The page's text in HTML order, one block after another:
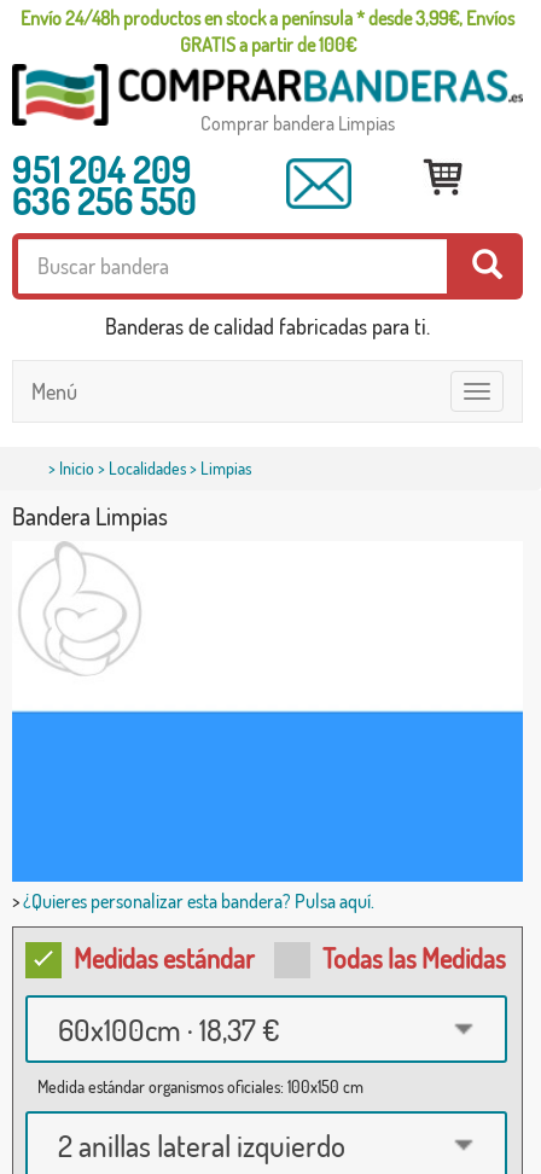
Envío 24/48h productos en stock a península * desde 3,99€, Envíos
GRATIS a partir de 100€
Comprar bandera Limpias
951 204 209
636 256 550
Banderas de calidad fabricadas para ti.
Toggle
navigation
Menú
> Inicio> Localidades> Limpias
Bandera Limpias
>¿Quieres personalizar esta bandera? Pulsa aquí.
Medidas estándar Todas las Medidas
60x100cm · 18,37 €
Medida estándar organismos oficiales: 100x150 cm
2 anillas lateral izquierdo